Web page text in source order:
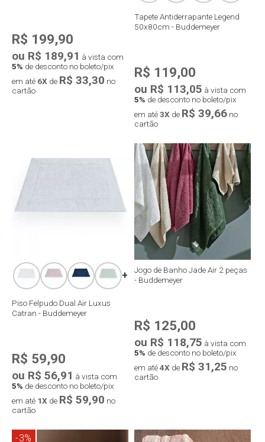
R$ 199,90
ou R$ 189,91 à vista com
5% de desconto no boleto/pix
em até 6X de R$ 33,30 no
cartão
Tapete Antiderrapante Legend
50x80cm - Buddemeyer
R$ 119,00
ou R$ 113,05 à vista com
5% de desconto no boleto/pix
em até3X de R$ 39,66 no
cartão
Compra rápida
+
Piso Felpudo Dual Air Luxus
Catran - Buddemeyer
R$ 59,90
ou R$ 56,91 à vista com
5% de desconto no boleto/pix
em até 1X de R$ 59,90 no
cartão
Jogo de Banho Jade Air 2 peças
- Buddemeyer
R$ 125,00
ou R$ 118,75 à vista com
5% de desconto no boleto/pix
em até4X de R$ 31,25 no
cartão
Compra rápida
-3%